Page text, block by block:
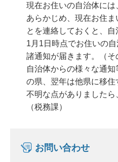
現在お住いの自治体には
あらかじめ、現在お住
とを連絡しておくと、自
1月1日時点でお住いの
諸通知が届きます。（そ
自治体からの様々な通
の県、翌年は他県に移住
不明な点がありましたら
（税務課）
お問い合わせ